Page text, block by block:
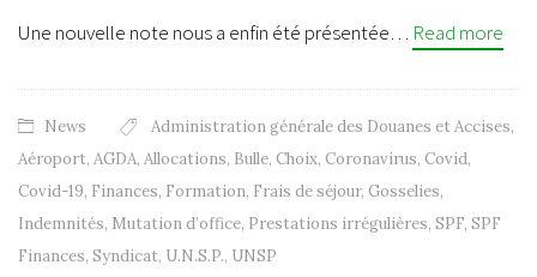
Une nouvelle note nous a enfin été présentée… Read more
News Administration générale des Douanes et Accises,
Aéroport, AGDA, Allocations, Bulle, Choix, Coronavirus, Covid,
Covid-19, Finances, Formation, Frais de séjour, Gosselies,
Indemnités, Mutation d’office, Prestations irrégulières, SPF, SPF
Finances, Syndicat, U.N.S.P., UNSP